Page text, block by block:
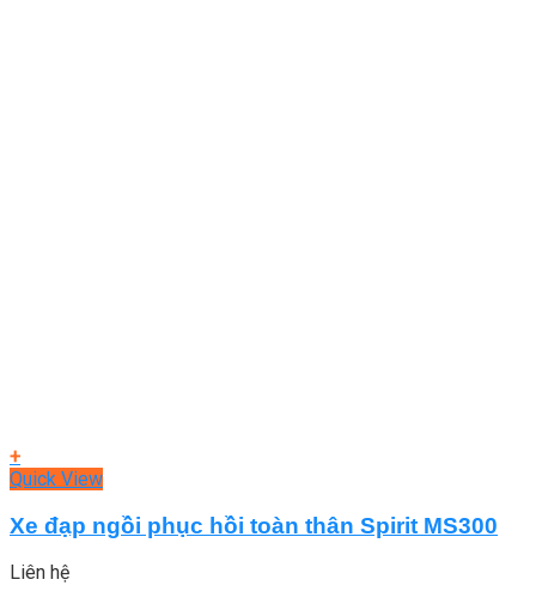
+
Quick View
Xe đạp ngồi phục hồi toàn thân Spirit MS300
Liên hệ